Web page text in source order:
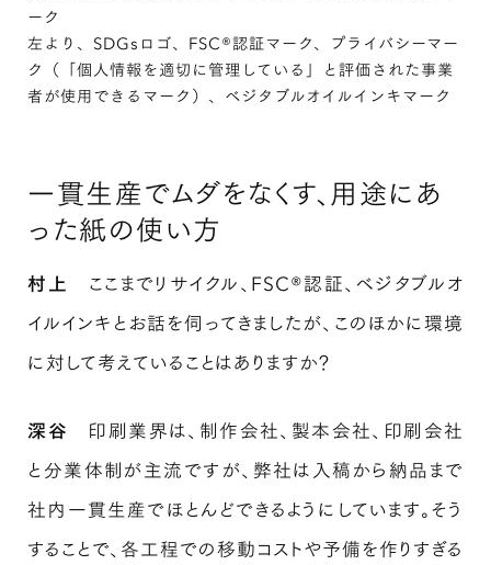
ーク
左より、SDGsロゴ、FSC®︎認証マーク、プライバシーマー
ク（「個人情報を適切に管理している」と評価された事業
者が使用できるマーク）、ベジタブルオイルインキマーク
一貫生産でムダをなくす、用途にあ
った紙の使い方
村上
ここまでリサイクル、FSC®認証、ベジタブルオ
イルインキとお話を伺ってきましたが、このほかに環境
に対して考えていることはありますか？
深谷
印刷業界は、制作会社、製本会社、印刷会社
と分業体制が主流ですが、弊社は入稿から納品まで
社内一貫生産でほとんどできるようにしています。そう
することで、各工程での移動コストや予備を作りすぎる